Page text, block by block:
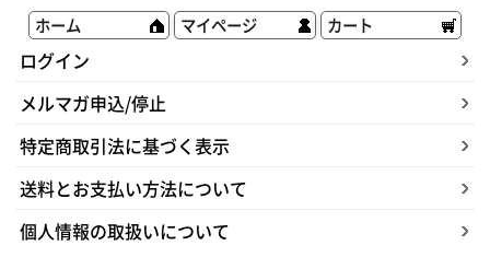
ホーム マイページ カート
ログイン
メルマガ申込/停止
特定商取引法に基づく表示
送料とお支払い方法について
個人情報の取扱いについて